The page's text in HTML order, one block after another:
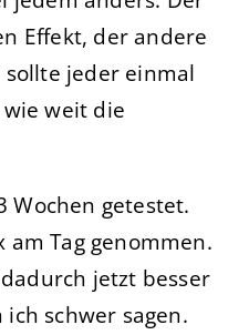
Effekt, der andere
jeder einmal
weit die
Wochen getestet.
am Tag genommen.
jetzt besser
schwer sagen.